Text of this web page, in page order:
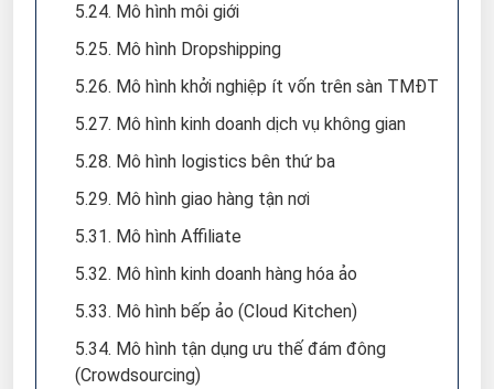
5.24. Mô hình môi giới
5.25. Mô hình Dropshipping
5.26. Mô hình khởi nghiệp ít vốn trên sàn TMĐT
5.27. Mô hình kinh doanh dịch vụ không gian
5.28. Mô hình logistics bên thứ ba
5.29. Mô hình giao hàng tận nơi
5.31. Mô hình Affiliate
5.32. Mô hình kinh doanh hàng hóa ảo
5.33. Mô hình bếp ảo (Cloud Kitchen)
5.34. Mô hình tận dụng ưu thế đám đông
(Crowdsourcing)